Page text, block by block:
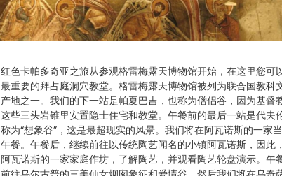
红色卡帕多奇亚之旅从参观格雷梅露天博物馆开始，在这里您可
最重要的拜占庭洞穴教堂。格雷梅露天博物馆被列为联合国教科
产地之一。我们的下一站是帕夏巴吉，也称为僧侣谷，因为基督
这些三头岩锥里安置隐士住宅和教堂。午餐前的最后一站是代夫
称为“想象谷”，这是最超现实的风景。我们将在阿瓦诺斯的一家
午餐。午餐后，继续前往以传统陶艺闻名的小镇阿瓦诺斯，因此
阿瓦诺斯的一家家庭作坊，了解陶艺，并观看陶艺轮盘演示。午